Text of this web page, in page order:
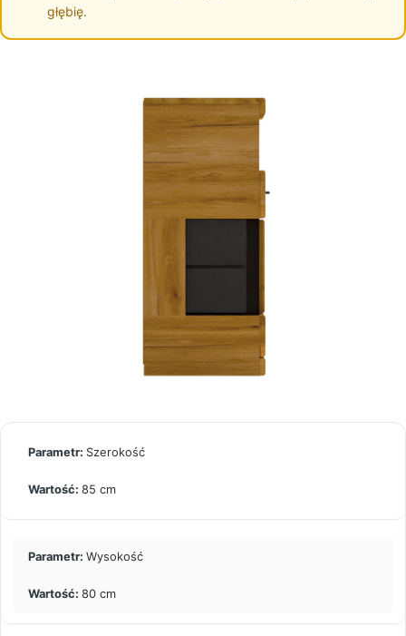
głębię.
Szerokość
85 cm
Wysokość
80 cm